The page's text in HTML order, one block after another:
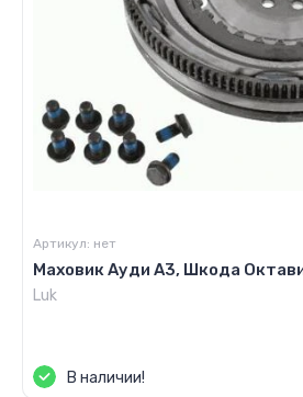
Артикул: нет
Маховик Ауди А3, Шкода
Luk
В наличии!